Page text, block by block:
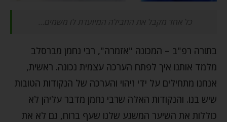
בתורה רפ"ב – המכונה "אזמרה", רבי נחמן מברסלב
מלמד אותנו איך לפתח הערכה עצמית נכונה. ראשית,
אנחנו מתחילים על ידי זיהוי והערכה של הנקודות הטובות
שיש בנו. והנקודות האלה שרבי נחמן מדבר עליהן לא
כוללות את השיער המשגע שלנו שעף ברוח, גם לא את